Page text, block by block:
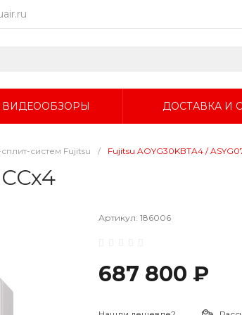
ВИДЕООБЗОРЫ ДОСТАВКА И
систем Fujitsu / Fujitsu AOYG30KBTA4 /
Артикул: 186006
687 800 ₽